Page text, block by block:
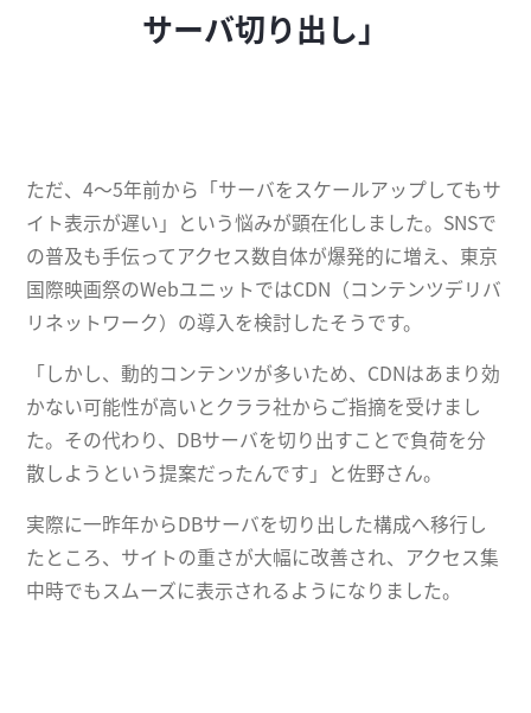
サーバ切り出し」
ただ、4〜5年前から「サーバをスケールアップしてもサ
イト表示が遅い」という悩みが顕在化しました。SNSで
の普及も手伝ってアクセス数自体が爆発的に増え、東京
国際映画祭のWebユニットではCDN（コンテンツデリバ
リネットワーク）の導入を検討したそうです。
「しかし、動的コンテンツが多いため、CDNはあまり効
かない可能性が高いとクララ社からご指摘を受けまし
た。その代わり、DBサーバを切り出すことで負荷を分
散しようという提案だったんです」と佐野さん。
実際に一昨年からDBサーバを切り出した構成へ移行し
たところ、サイトの重さが大幅に改善され、アクセス集
中時でもスムーズに表示されるようになりました。